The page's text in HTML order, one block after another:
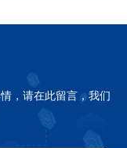
，请在此留言，我们